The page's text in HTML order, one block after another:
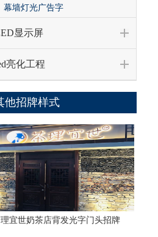
幕墙灯光广告字
显示屏
亮化工程
他招牌样式
宜世奶茶店背发光字门头招牌